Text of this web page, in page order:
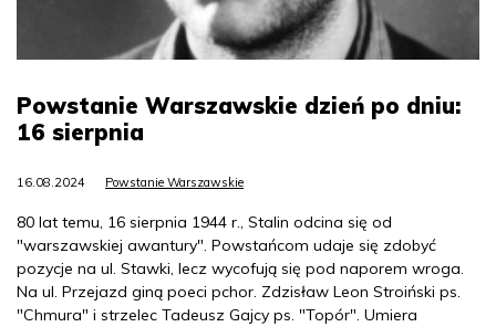
Powstanie Warszawskie dzień po dniu:
16 sierpnia
16.08.2024 Powstanie Warszawskie
80 lat temu, 16 sierpnia 1944 r., Stalin odcina się od
"warszawskiej awantury". Powstańcom udaje się zdobyć
pozycje na ul. Stawki, lecz wycofują się pod naporem wroga.
Na ul. Przejazd giną poeci pchor. Zdzisław Leon Stroiński ps.
"Chmura" i strzelec Tadeusz Gajcy ps. "Topór". Umiera